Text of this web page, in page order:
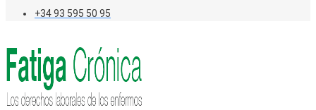
+34 93 595 50 95